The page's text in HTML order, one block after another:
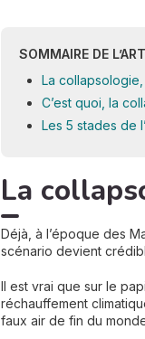
SOMMAIRE DE
La
C’est quoi, la
Les 5 stades de
La
Déjà, à l’époque des
scénario devient
Il est vrai que sur le
réchauffement
faux air de fin du